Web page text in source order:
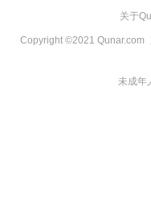
关于
Copyright ©2021 Qunar.com
未成年